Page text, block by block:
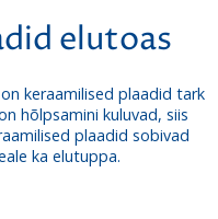
elutoas
keraamilised plaadid tark
hõlpsamini kuluvad, siis
plaadid sobivad
ka elutuppa.